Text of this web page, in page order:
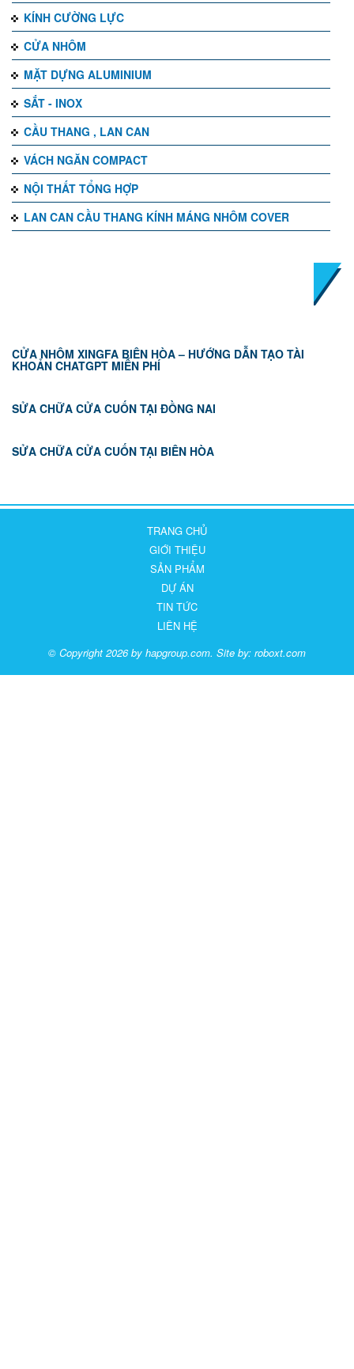
KÍNH CƯỜNG LỰC
CỬA NHÔM
MẶT DỰNG ALUMINIUM
SẮT - INOX
CẦU THANG , LAN CAN
VÁCH NGĂN COMPACT
NỘI THẤT TỔNG HỢP
LAN CAN CẦU THANG KÍNH MÁNG NHÔM COVER
CỬA NHÔM XINGFA BIÊN HÒA – HƯỚNG DẪN TẠO TÀI
KHOẢN CHATGPT MIỄN PHÍ
SỬA CHỮA CỬA CUỐN TẠI ĐỒNG NAI
SỬA CHỮA CỬA CUỐN TẠI BIÊN HÒA
TRANG CHỦ
GIỚI THIỆU
SẢN PHẨM
DỰ ÁN
TIN TỨC
LIÊN HỆ
© Copyright 2026 by hapgroup.com. Site by: roboxt.com